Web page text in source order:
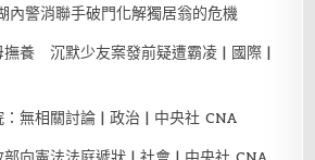
內警消聯手破門化解獨居翁的危機
撫養 沉默少友案發前疑遭霸凌 | 國際 |
無相關討論 | 政治 | 中央社 CNA